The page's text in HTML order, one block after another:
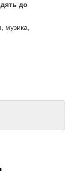
до
музика,